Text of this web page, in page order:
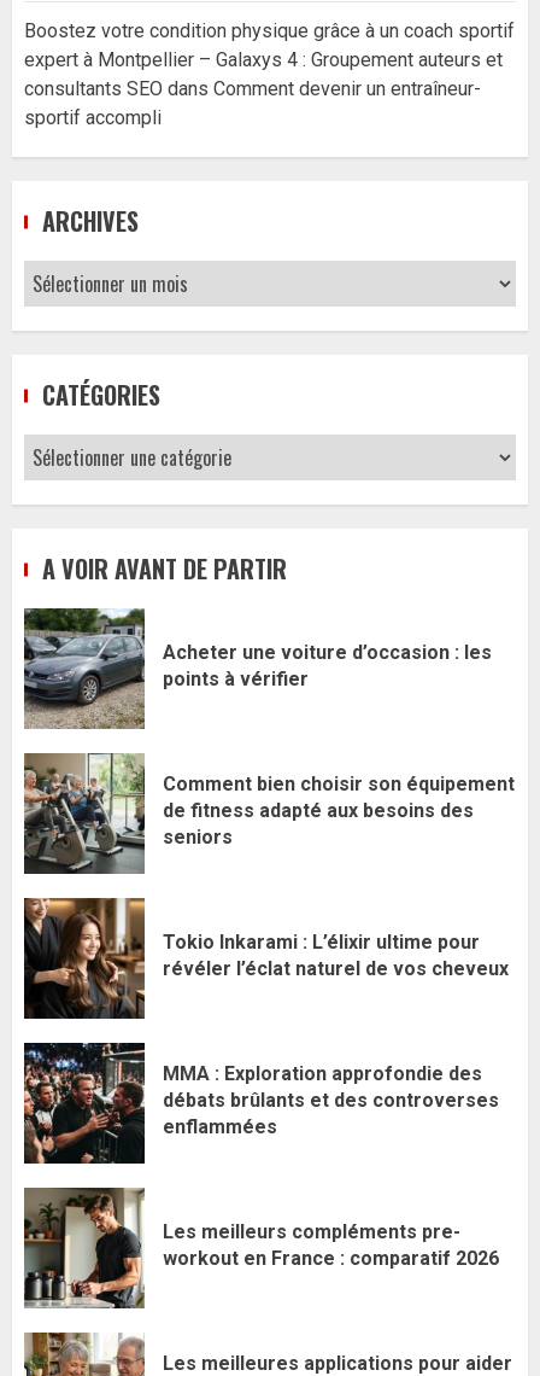
Boostez votre condition physique grâce à un coach sportif
expert à Montpellier – Galaxys 4 : Groupement auteurs et
consultants SEO dans Comment devenir un entraîneur-
sportif accompli
ARCHIVES
Archives
CATÉGORIES
Catégories
A VOIR AVANT DE PARTIR
Acheter une voiture d’occasion : les
points à vérifier
Comment bien choisir son équipement
de fitness adapté aux besoins des
seniors
Tokio Inkarami : L’élixir ultime pour
révéler l’éclat naturel de vos cheveux
MMA : Exploration approfondie des
débats brûlants et des controverses
enflammées
Les meilleurs compléments pre-
workout en France : comparatif 2026
Les meilleures applications pour aider